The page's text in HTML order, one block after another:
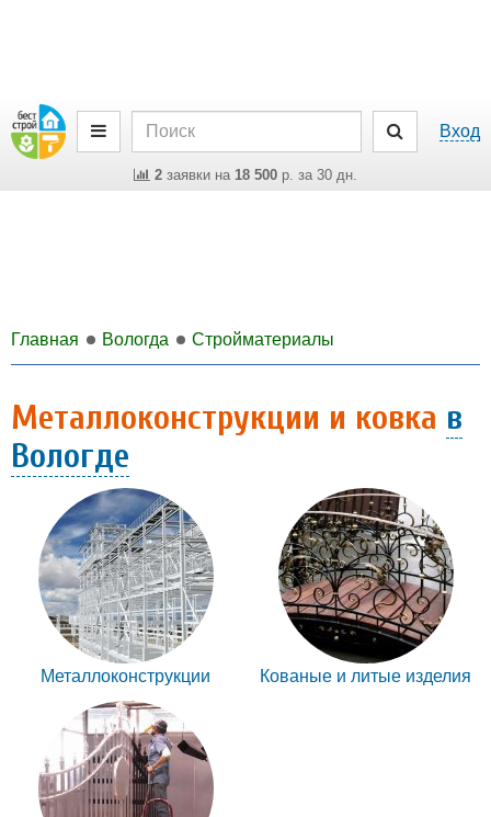
Вход
2 заявки на 18 500 р. за 30 дн.
Главная Вологда Стройматериалы
Металлоконструкции и ковка в
Вологде
Металлоконструкции Кованые и литые изделия